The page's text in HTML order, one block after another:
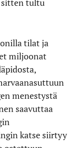
tilat ja
miljoonat
menestystä
saavuttaa
katse siirtyy